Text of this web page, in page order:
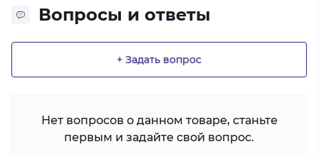
Вопросы и ответы
+ Задать вопрос
Нет вопросов о данном товаре, станьте
первым и задайте свой вопрос.